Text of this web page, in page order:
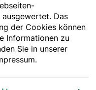
ausgewertet. Das
der Cookies können
Informationen zu
Sie in unserer
.